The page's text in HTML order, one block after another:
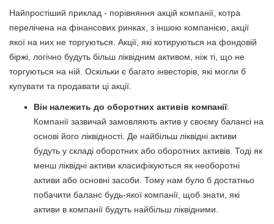
Найпростіший приклад - порівняння акцій компанії, котра
перелічена на фінансових ринках, з іншою компанією, акції
якої на них не торгуються. Акції, які котируються на фондовій
біржі, логічно будуть більш ліквідним активом, ніж ті, що не
торгуються на ній. Оскільки є багато інвесторів, які могли б
купувати та продавати ці акції.
Він належить до оборотних активів компанії:
Компанії зазвичай замовляють актив у своєму балансі на
основі його ліквідності. Де найбільш ліквідні активи
будуть у складі оборотних або оборотних активів. Тоді як
менш ліквідні активи класифікуються як необоротні
активи або основні засоби. Тому нам було б достатньо
побачити баланс будь-якої компанії, щоб знати, які
активи в компанії будуть найбільш ліквідними.